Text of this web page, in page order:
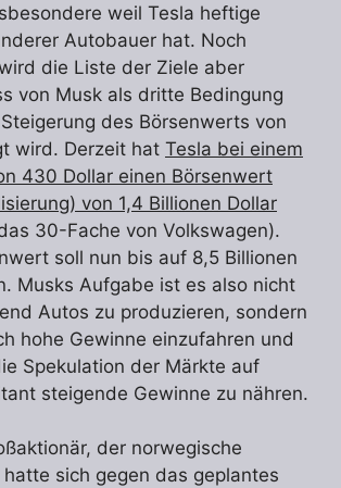
weil Tesla heftige
Autobauer hat. Noch
die Liste der Ziele aber
von Musk als dritte Bedingung
des Börsenwerts von
wird. Derzeit hat Tesla bei einem
430 Dollar einen Börsenwert
von 1,4 Billionen Dollar
30-Fache von Volkswagen).
soll nun bis auf 8,5 Billionen
Musks Aufgabe ist es also nicht
Autos zu produzieren, sondern
hohe Gewinne einzufahren und
Spekulation der Märkte auf
steigende Gewinne zu nähren.
der norwegische
sich gegen das geplantes